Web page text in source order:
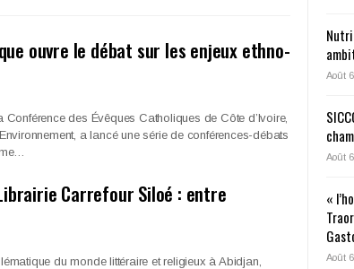
ouvre le débat sur les enjeux ethno-
Conférence des Évêques Catholiques de Côte d’Ivoire,
a lancé une série de conférences-débats
Carrefour Siloé : entre
du monde littéraire et religieux à Abidjan,
Août
Août
«
Août